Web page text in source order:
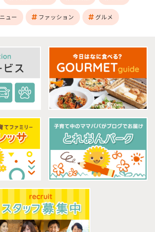
ュー ファッション グルメ